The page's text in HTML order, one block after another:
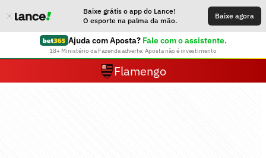
Baixe grátis o app do Lance!
O esporte na palma da mão.
Baixe agora
Ajuda com Aposta? Fale com o assistente.
18+ Ministério da Fazenda adverte: Aposta não é investimento
Flamengo